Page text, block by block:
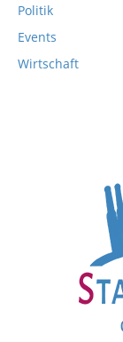
Politik
Events
Wirtschaft